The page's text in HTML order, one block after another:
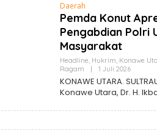
Daerah
Pemda Konut
Pengabdian Polri
Masyarakat
Headline, Hukrim, Konawe
Ragam
1 Juli 2026Oleh
Update
KONAWE UTARA.
Konawe Utara, Dr. H.